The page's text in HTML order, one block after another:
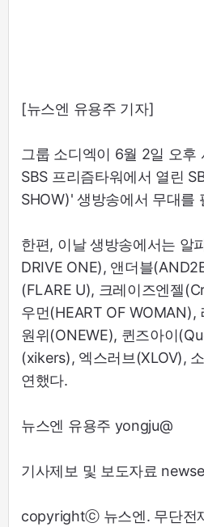
[뉴스엔 유용주 기자]
그룹 소디엑이 6월 2일 오후
SBS 프리즘타워에서 열린
SHOW)' 생방송에서 무대를
한편, 이날 생방송에서는 알
DRIVE ONE), 앤더블
(FLARE U), 크레이즈엔젤
우먼(HEART OF WOMAN),
원위(ONEWE), 퀸즈아이
(xikers), 엑스러브(XLOV),
연했다.
뉴스엔 유용주 yongju@
기사제보 및 보도자료
copyrightⓒ 뉴스엔. 무단전